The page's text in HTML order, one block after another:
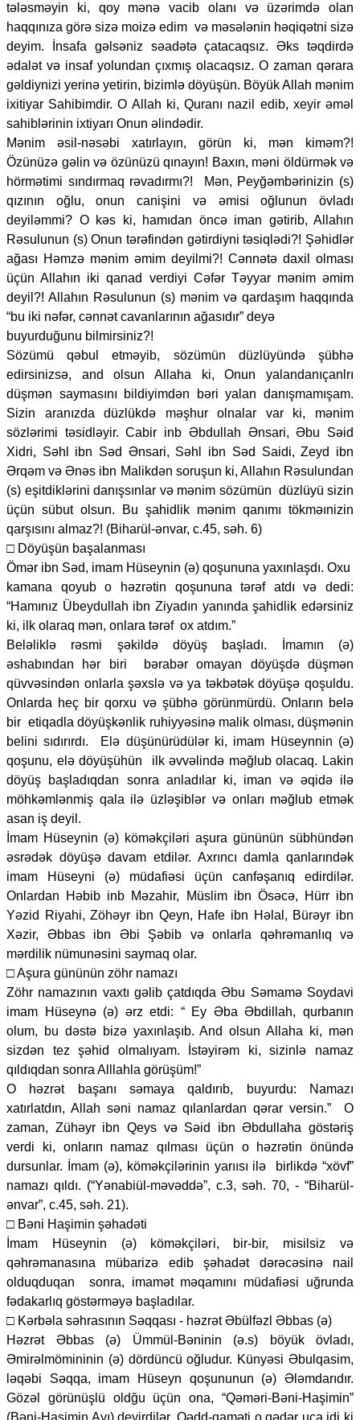
tələsməyin ki, qoy mənə vacib olanı və üzərimdə olan
haqqınıza görə sizə moizə edim və məsələnin həqiqətni sizə
deyim. İnsafa gəlsəniz səadətə çatacaqsız. Əks təqdirdə
ədalət və insaf yolundan çıxmış olacaqsız. O zaman qərara
gəldiynizi yerinə yetirin, bizimlə döyüşün. Böyük Allah mənim
ixitiyar Sahibimdir. O Allah ki, Quranı nazil edib, xeyir əməl
sahiblərinin ixtiyarı Onun əlindədir.
Mənim əsil-nəsəbi xatırlayın, görün ki, mən kiməm?!
Özünüzə gəlin və özünüzü qınayın! Baxın, məni öldürmək və
hörmətimi sındırmaq rəvadırmı?! Mən, Peyğəmbərinizin (s)
qızının oğlu, onun canişini və əmisi oğlunun övladı
deyiləmmi? O kəs ki, hamıdan öncə iman gətirib, Allahın
Rəsulunun (s) Onun tərəfindən gətirdiyni təsiqlədi?! Şəhidlər
ağası Həmzə mənim əmim deyilmi?! Cənnətə daxil olması
üçün Allahın iki qanad verdiyi Cəfər Təyyar mənim əmim
deyil?! Allahın Rəsulunun (s) mənim və qardaşım haqqında
“bu iki nəfər, cənnət cavanlarının ağasıdır” deyə
buyurduğunu bilmirsiniz?!
Sözümü qəbul etməyib, sözümün düzlüyündə şübhə
edirsinizsə, and olsun Allaha ki, Onun yalandanıçanlrı
düşmən saymasını bildiyimdən bəri yalan danışmamışam.
Sizin aranızda düzlükdə məşhur olnalar var ki, mənim
sözlərimi təsidləyir. Cabir inb Əbdullah Ənsari, Əbu Səid
Xidri, Səhl ibn Səd Ənsari, Səhl ibn Səd Saidi, Zeyd ibn
Ərqəm və Ənəs ibn Malikdən soruşun ki, Allahın Rəsulundan
(s) eşitdiklərini danışsınlar və mənim sözümün düzlüyü sizin
üçün sübut olsun. Bu şahidlik mənim qanımı tökməınizin
qarşısını almaz?! (Biharül-ənvar, c.45, səh. 6)
□ Döyüşün başalanması
Ömər ibn Səd, imam Hüseynin (ə) qoşununa yaxınlaşdı. Oxu
kamana qoyub o həzrətin qoşununa tərəf atdı və dedi:
“Hamınız Übeydullah ibn Ziyadın yanında şahidlik edərsiniz
ki, ilk olaraq mən, onlara tərəf ox atdım.”
Beləliklə rəsmi şəkildə döyüş başladı. İmamın (ə)
əshabından hər biri bərabər omayan döyüşdə düşmən
qüvvəsindən onlarla şəxslə və ya təkbətək döyüşə qoşuldu.
Onlarda heç bir qorxu və şübhə görünmürdü. Onların belə
bir etiqadla döyüşkənlik ruhiyyəsinə malik olması, düşmənin
belini sıdırırdı. Elə düşünürüdülər ki, imam Hüseynnin (ə)
qoşunu, elə döyüşühün ilk əvvəlində məğlub olacaq. Lakin
döyüş başladıqdan sonra anladılar ki, iman və əqidə ilə
möhkəmlənmiş qala ilə üzləşiblər və onları məğlub etmək
asan iş deyil.
İmam Hüseynin (ə) köməkçiləri aşura gününün sübhündən
əsrədək döyüşə davam etdilər. Axrıncı damla qanlarındək
imam Hüseyni (ə) müdafiəsi üçün canfəşanıq edirdilər.
Onlardan Həbib inb Məzahir, Müslim ibn Ösəcə, Hürr ibn
Yəzid Riyahi, Zöhəyr ibn Qeyn, Hafe ibn Həlal, Bürəyr ibn
Xəzir, Əbbas ibn Əbi Şəbib və onlarla qəhrəmanlıq və
mərdilik nümunəsini saymaq olar.
□ Aşura gününün zöhr namazı
Zöhr namazının vaxtı gəlib çatdıqda Əbu Səmamə Soydavi
imam Hüseynə (ə) ərz etdi: “ Ey Əba Əbdillah, qurbanın
olum, bu dəstə bizə yaxınlaşıb. And olsun Allaha ki, mən
sizdən tez şəhid olmalıyam. İstəyirəm ki, sizinlə namaz
qıldıqdan sonra Alllahla görüşüm!”
O həzrət başanı səmaya qaldırıb, buyurdu: Namazı
xatırlatdın, Allah səni namaz qılanlardan qərar versin.” O
zaman, Zühəyr ibn Qeys və Səid ibn Əbdullaha göstəriş
verdi ki, onların namaz qılması üçün o həzrətin önündə
dursunlar. İmam (ə), köməkçilərinin yarıısı ilə birlikdə “xövf”
namazı qıldı. (“Yənabiül-məvəddə”, c.3, səh. 70, - “Biharül-
ənvar”, c.45, səh. 21).
□ Bəni Haşimin şəhadəti
İmam Hüseynin (ə) köməkçiləri, bir-bir, misilsiz və
qəhrəmanasına mübarizə edib şəhadət dərəcəsinə nail
olduqduqan sonra, imamət məqamını müdafiəsi uğrunda
fədakarlıq göstərməyə başladılar.
□ Kərbəla səhrasının Səqqası - həzrət Əbülfəzl Əbbas (ə)
Həzrət Əbbas (ə) Ümmül-Bəninin (ə.s) böyük övladı,
Əmirəlmömininin (ə) dördüncü oğludur. Künyəsi Əbulqasim,
ləqəbi Səqqa, imam Hüseyn qoşununun (ə) Ələmdarıdır.
Gözəl görünüşlü oldğu üçün ona, “Qəməri-Bəni-Haşimin”
(Bəni-Haşimin Ayı) deyirdilər. Qədd-qaməti o qədər uca idi ki